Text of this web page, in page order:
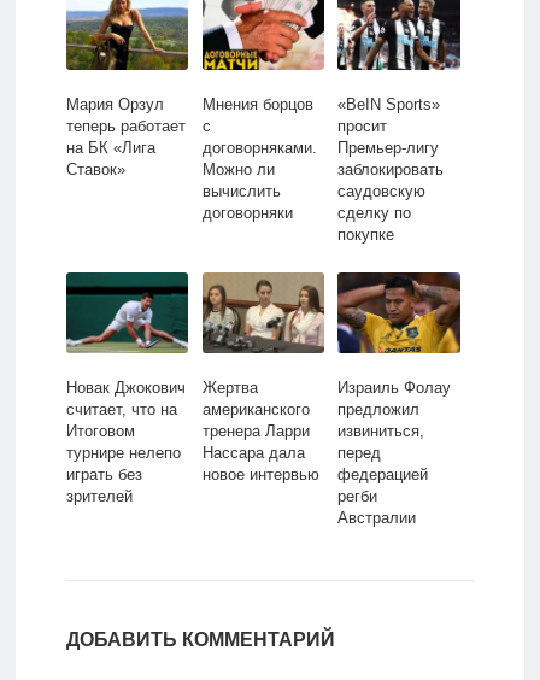
Мария Орзул
теперь работает
на БК «Лига
Ставок»
Мнения борцов
с
договорняками.
Можно ли
вычислить
договорняки
«BeIN Sports»
просит
Премьер-лигу
заблокировать
саудовскую
сделку по
покупке
Новак Джокович
считает, что на
Итоговом
турнире нелепо
играть без
зрителей
Жертва
американского
тренера Ларри
Нассара дала
новое интервью
Израиль Фолау
предложил
извиниться,
перед
федерацией
регби
Австралии
ДОБАВИТЬ КОММЕНТАРИЙ